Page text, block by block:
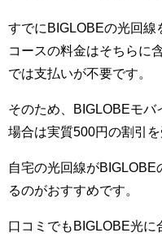
すでにBIGLOBEの光回線
コースの料金はそちらに
では支払いが不要です。
そのため、BIGLOBEモバ
場合は実質500円の割引を
自宅の光回線が
るのがおすすめです。
口コミでもBIGLOBE光に